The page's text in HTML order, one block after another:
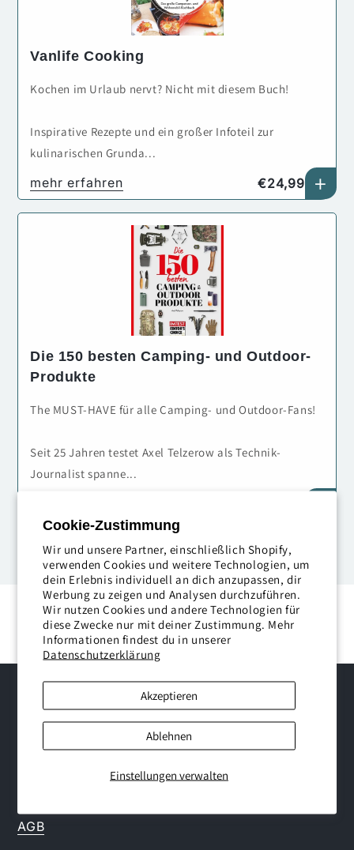
Cookie-Zustimmung
Wir und unsere Partner, einschließlich Shopify,
verwenden Cookies und weitere Technologien, um
dein Erlebnis individuell an dich anzupassen, dir
Werbung zu zeigen und Analysen durchzuführen.
Wir nutzen Cookies und andere Technologien für
diese Zwecke nur mit deiner Zustimmung. Mehr
Informationen findest du in unserer
Datenschutzerklärung
Einstellungen verwalten
Akzeptieren
Ablehnen
Vanlife Cooking
Kochen im Urlaub nervt? Nicht mit diesem Buch!
Inspirative Rezepte und ein großer Infoteil zur
kulinarischen Grunda...
mehr erfahren
Normaler
Preis
€24,99 +
Die 150 besten Camping- und Outdoor-
Produkte
The MUST-HAVE für alle Camping- und Outdoor-Fans!
Seit 25 Jahren testet Axel Telzerow als Technik-
Journalist spanne...
Alle Produkte Anzeigen
AGB